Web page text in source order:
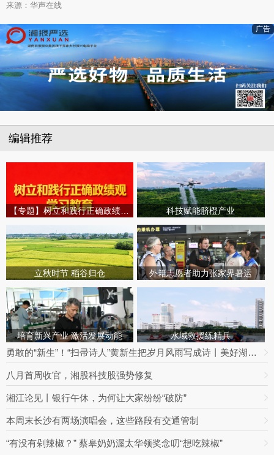
来源：华声在线
广告
编辑推荐
科技赋能脐橙产业
立秋时节 稻谷归仓 外籍志愿者助力张家界暑运
培育新兴产业 激活发展动能 水域救援练精兵
勇敢的“新生”！“扫帚诗人”黄新生把岁月风雨写成诗丨美好湖南推荐官
八月首周收官，湘股科技股强势修复
湘江论见丨银行午休，为何让大家纷纷“破防”
本周末长沙有两场演唱会，这些路段有交通管制
“有没有剁辣椒？” 蔡皋奶奶渥太华领奖念叨“想吃辣椒”